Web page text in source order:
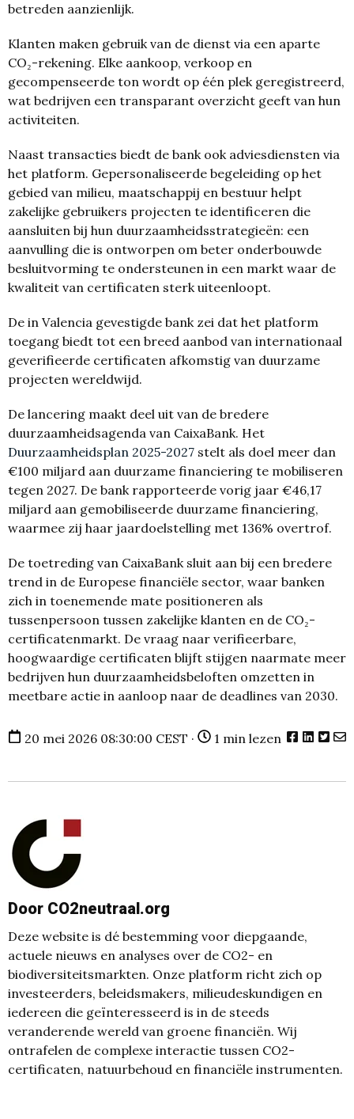
betreden aanzienlijk.
Klanten maken gebruik van de dienst via een aparte
CO₂-rekening. Elke aankoop, verkoop en
gecompenseerde ton wordt op één plek geregistreerd,
wat bedrijven een transparant overzicht geeft van hun
activiteiten.
Naast transacties biedt de bank ook adviesdiensten via
het platform. Gepersonaliseerde begeleiding op het
gebied van milieu, maatschappij en bestuur helpt
zakelijke gebruikers projecten te identificeren die
aansluiten bij hun duurzaamheidsstrategieën: een
aanvulling die is ontworpen om beter onderbouwde
besluitvorming te ondersteunen in een markt waar de
kwaliteit van certificaten sterk uiteenloopt.
De in Valencia gevestigde bank zei dat het platform
toegang biedt tot een breed aanbod van internationaal
geverifieerde certificaten afkomstig van duurzame
projecten wereldwijd.
De lancering maakt deel uit van de bredere
duurzaamheidsagenda van CaixaBank. Het
Duurzaamheidsplan 2025-2027 stelt als doel meer dan
€100 miljard aan duurzame financiering te mobiliseren
tegen 2027. De bank rapporteerde vorig jaar €46,17
miljard aan gemobiliseerde duurzame financiering,
waarmee zij haar jaardoelstelling met 136% overtrof.
De toetreding van CaixaBank sluit aan bij een bredere
trend in de Europese financiële sector, waar banken
zich in toenemende mate positioneren als
tussenpersoon tussen zakelijke klanten en de CO₂-
certificatenmarkt. De vraag naar verifieerbare,
hoogwaardige certificaten blijft stijgen naarmate meer
bedrijven hun duurzaamheidsbeloften omzetten in
meetbare actie in aanloop naar de deadlines van 2030.
20 mei 2026 08:30:00 CEST · 1 min lezen
Door CO2neutraal.org
Deze website is dé bestemming voor diepgaande,
actuele nieuws en analyses over de CO2- en
biodiversiteitsmarkten. Onze platform richt zich op
investeerders, beleidsmakers, milieudeskundigen en
iedereen die geïnteresseerd is in de steeds
veranderende wereld van groene financiën. Wij
ontrafelen de complexe interactie tussen CO2-
certificaten, natuurbehoud en financiële instrumenten.